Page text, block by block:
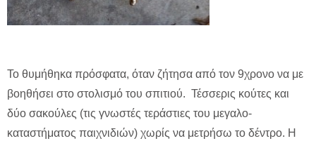
Το θυμήθηκα πρόσφατα, όταν ζήτησα από τον 9χρονο να με
βοηθήσει στο στολισμό του σπιτιού. Τέσσερις κούτες και
δύο σακούλες (τις γνωστές τεράστιες του μεγαλο-
καταστήματος παιχνιδιών) χωρίς να μετρήσω το δέντρο. Η